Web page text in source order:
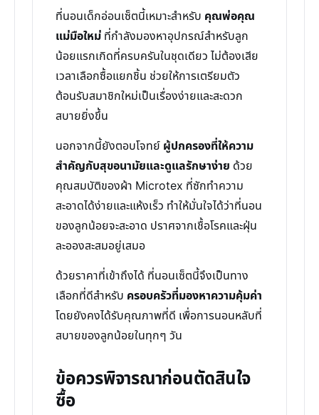
ที่นอนเด็กอ่อนเซ็ตนี้เหมาะสำหรับ คุณพ่อคุณ
แม่มือใหม่ ที่กำลังมองหาอุปกรณ์สำหรับลูก
น้อยแรกเกิดที่ครบครันในชุดเดียว ไม่ต้องเสีย
เวลาเลือกซื้อแยกชิ้น ช่วยให้การเตรียมตัว
ต้อนรับสมาชิกใหม่เป็นเรื่องง่ายและสะดวก
สบายยิ่งขึ้น
นอกจากนี้ยังตอบโจทย์ ผู้ปกครองที่ให้ความ
สำคัญกับสุขอนามัยและดูแลรักษาง่าย ด้วย
คุณสมบัติของผ้า Microtex ที่ซักทำความ
สะอาดได้ง่ายและแห้งเร็ว ทำให้มั่นใจได้ว่าที่นอน
ของลูกน้อยจะสะอาด ปราศจากเชื้อโรคและฝุ่น
ละอองสะสมอยู่เสมอ
ด้วยราคาที่เข้าถึงได้ ที่นอนเซ็ตนี้จึงเป็นทาง
เลือกที่ดีสำหรับ ครอบครัวที่มองหาความคุ้มค่า
โดยยังคงได้รับคุณภาพที่ดี เพื่อการนอนหลับที่
สบายของลูกน้อยในทุกๆ วัน
ข้อควรพิจารณาก่อนตัดสินใจ
ซื้อ